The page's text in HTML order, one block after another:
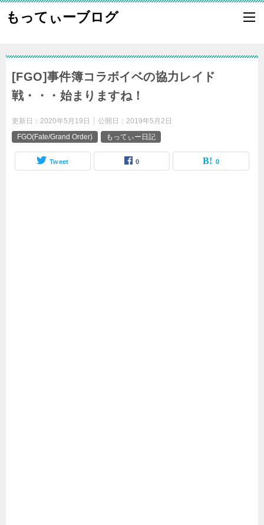
もってぃーブログ
[FGO]事件簿コラボイベの協力レイド
戦・・・始まりますね！
更新日： 2020年5月19日 公開日： 2019年5月2日
FGO(Fate/Grand Order)
もってぃー日記
Tweet 0 0